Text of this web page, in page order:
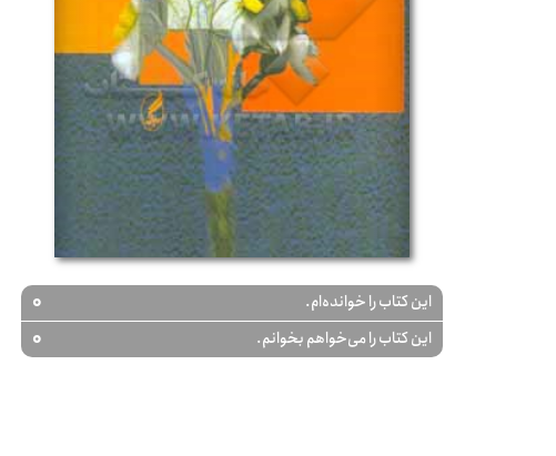
این کتاب را خوانده‌ام. 0
این کتاب را می‌خواهم بخوانم. 0